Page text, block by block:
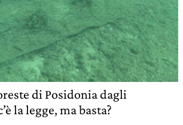
di Posidonia dagli
la legge, ma basta?